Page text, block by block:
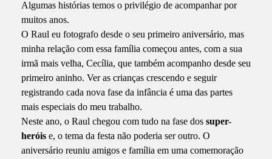
Algumas histórias temos o privilégio de acompanhar por
muitos anos.
O Raul eu fotografo desde o seu primeiro aniversário, mas
minha relação com essa família começou antes, com a sua
irmã mais velha, Cecília, que também acompanho desde seu
primeiro aninho. Ver as crianças crescendo e seguir
registrando cada nova fase da infância é uma das partes
mais especiais do meu trabalho.
Neste ano, o Raul chegou com tudo na fase dos super-
heróis e, o tema da festa não poderia ser outro. O
aniversário reuniu amigos e família em uma comemoração